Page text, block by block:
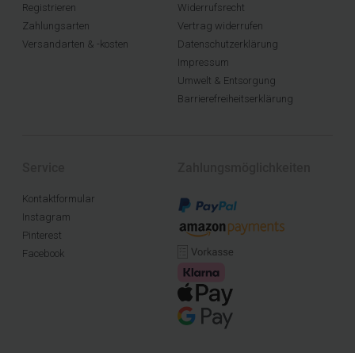
Registrieren
Zahlungsarten
Versandarten & -kosten
Widerrufsrecht
Vertrag widerrufen
Datenschutzerklärung
Impressum
Umwelt & Entsorgung
Barrierefreiheitserklärung
Kontaktformular
Instagram
Pinterest
Facebook